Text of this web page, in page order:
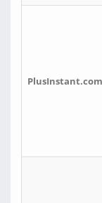
PlusInstant.com